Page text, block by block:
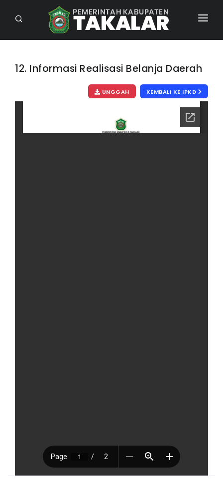
BERANDA
PROFIL
INFORMASI PUBLIK
KONTAK
12. Informasi Realisasi Belanja Daerah
UNGGAH KEMBALI KE IPKD